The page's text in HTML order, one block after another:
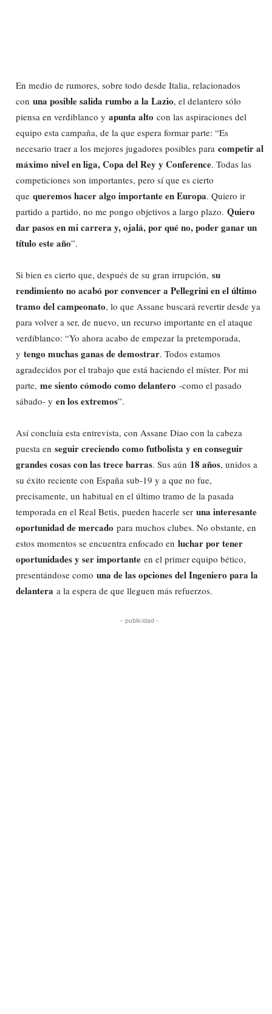
En medio de rumores, sobre todo desde Italia, relacionados
con una posible salida rumbo a la Lazio, el delantero sólo
piensa en verdiblanco y apunta alto con las aspiraciones del
equipo esta campaña, de la que espera formar parte: “Es
necesario traer a los mejores jugadores posibles para competir al
máximo nivel en liga, Copa del Rey y Conference. Todas las
competiciones son importantes, pero sí que es cierto
que queremos hacer algo importante en Europa. Quiero ir
partido a partido, no me pongo objetivos a largo plazo. Quiero
dar pasos en mi carrera y, ojalá, por qué no, poder ganar un
título este año”.
Si bien es cierto que, después de su gran irrupción, su
rendimiento no acabó por convencer a Pellegrini en el último
tramo del campeonato, lo que Assane buscará revertir desde ya
para volver a ser, de nuevo, un recurso importante en el ataque
verdiblanco: “Yo ahora acabo de empezar la pretemporada,
y tengo muchas ganas de demostrar. Todos estamos
agradecidos por el trabajo que está haciendo el míster. Por mi
parte, me siento cómodo como delantero -como el pasado
sábado- y en los extremos”.
Así concluía esta entrevista, con Assane Diao con la cabeza
puesta en seguir creciendo como futbolista y en conseguir
grandes cosas con las trece barras. Sus aún 18 años, unidos a
su éxito reciente con España sub-19 y a que no fue,
precisamente, un habitual en el último tramo de la pasada
temporada en el Real Betis, pueden hacerle ser una interesante
oportunidad de mercado para muchos clubes. No obstante, en
estos momentos se encuentra enfocado en luchar por tener
oportunidades y ser importante en el primer equipo bético,
presentándose como una de las opciones del Ingeniero para la
delantera a la espera de que lleguen más refuerzos.
- publicidad -